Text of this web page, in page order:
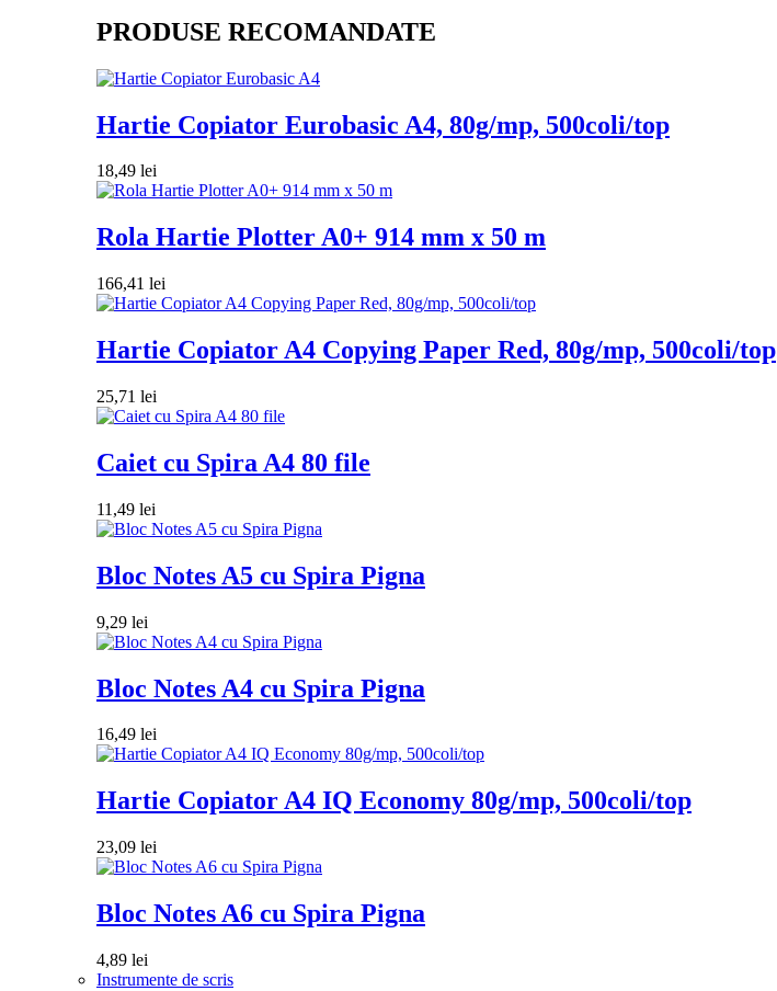
PRODUSE RECOMANDATE
Hartie Copiator Eurobasic A4, 80g/mp, 500coli/top
18,49 lei
Rola Hartie Plotter A0+ 914 mm x 50 m
166,41 lei
Hartie Copiator A4 Copying Paper Red, 80g/mp, 500coli/top
25,71 lei
Caiet cu Spira A4 80 file
11,49 lei
Bloc Notes A5 cu Spira Pigna
9,29 lei
Bloc Notes A4 cu Spira Pigna
16,49 lei
Hartie Copiator A4 IQ Economy 80g/mp, 500coli/top
23,09 lei
Bloc Notes A6 cu Spira Pigna
4,89 lei
Instrumente de scris